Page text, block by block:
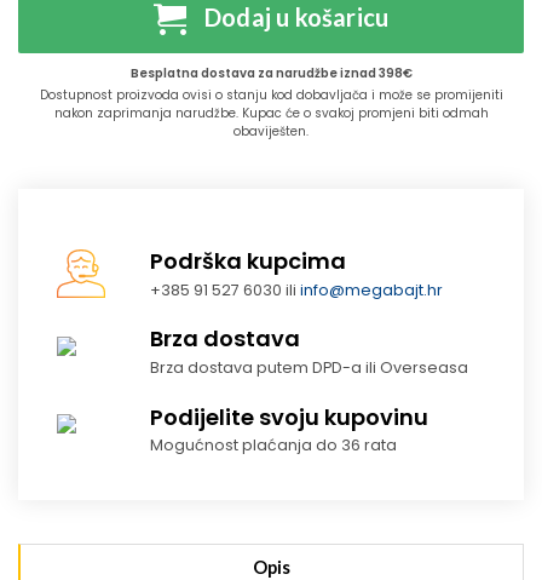
Dodaj u košaricu
Besplatna dostava za narudžbe iznad 398€
Dostupnost proizvoda ovisi o stanju kod dobavljača i može se promijeniti
nakon zaprimanja narudžbe. Kupac će o svakoj promjeni biti odmah
obaviješten.
Podrška kupcima
+385 91 527 6030 iliinfo@megabajt.hr
Brza dostava
Brza dostava putem DPD-a ili Overseasa
Podijelite svoju kupovinu
Mogućnost plaćanja do 36 rata
Opis